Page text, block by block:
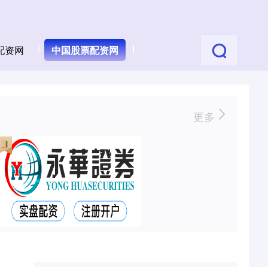
资网 中国股票配资网
更多